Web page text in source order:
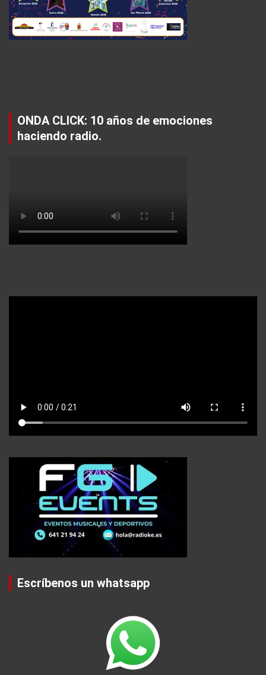
ONDA CLICK: 10 años de emociones
haciendo radio.
Escríbenos un whatsapp